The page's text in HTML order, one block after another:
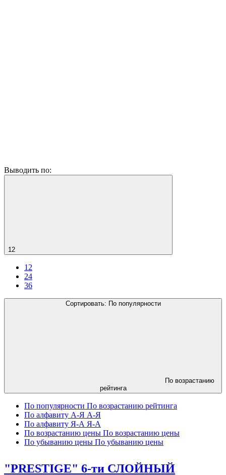
Выводить по:
12
12
24
36
Сортировать: По популярности
По возрастанию
рейтинга
По популярности По возрастанию рейтинга
По алфавиту А-Я А-Я
По алфавиту Я-А Я-А
По возрастанию цены По возрастанию цены
По убыванию цены По убыванию цены
"PRESTIGE" 6-ти СЛОЙНЫЙ